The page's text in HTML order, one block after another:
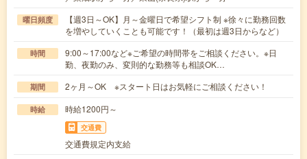
曜日頻度
【週3日～OK】月～金曜日で希望シフト制 ※徐々に勤務回数
を増やしていくことも可能です！（最初は週3日からなど）
時間
9:00～17:00など※ご希望の時間帯をご相談ください。※日
勤、夜勤のみ、変則的な勤務等も相談OK…
期間 2ヶ月～OK ※スタート日はお気軽にご相談ください！
時給 時給1200円～
交通費
交通費規定内支給